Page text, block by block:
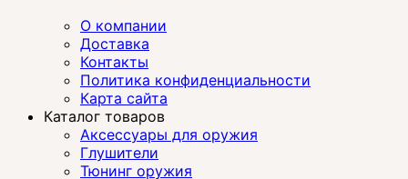
О компании
Доставка
Контакты
Политика конфиденциальности
Карта сайта
Каталог товаров
Аксессуары для оружия
Глушители
Тюнинг оружия